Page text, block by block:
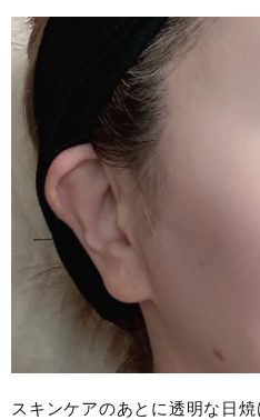
スキンケアのあとに透明な日焼